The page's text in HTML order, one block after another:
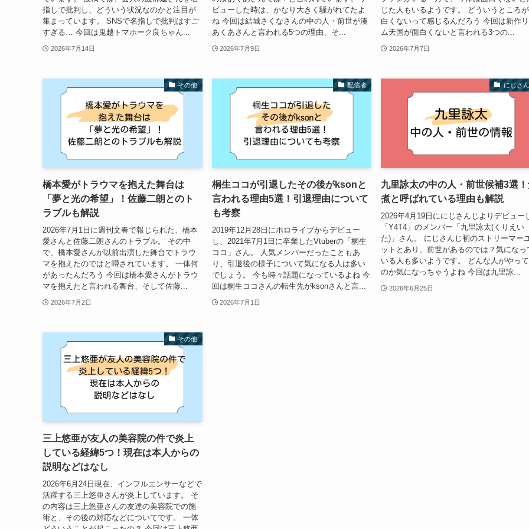
指しで批判し、どういう状況なのかと注目が
集まっています。 SNSで名指しで批判はすご
すぎる… 今回は鬼越トマホーク良ちゃん...
2026年7月14日
ビューした時は、かなり大きく騒がれてたよ
ね 今回は結城さくなさんの中の人・前世が湊
あくあさんと言われる5つの理由、そ...
2026年7月9日
じた人もいるようです。 どういうところ
白くないって感じるんだろう 今回は新作
ム天国が面白くないと言われる3つの...
2026年7月7日
その他
橋本愛がトラウマを抱えた舞台は
「夢と光の希望」！佐藤二朗とのト
ラブルも解説
2026年7月1日に週刊文春で報じられた、橋本
愛さんと佐藤二朗さんのトラブル。 その中
で、橋本愛さんが以前出演した舞台でトラウ
マを抱えたのではと噂されています。 一体何
があったんだろう 今回は橋本愛さんがトラウ
マを抱えたと言われる舞台、そして佐藤...
2026年7月2日
配信者
桐生ココが引退したその後がksonと
言われる理由5選！引退理由について
も考察
2019年12月28日にホロライブからデビュー
し、2021年7月1日に卒業したVtuberの「桐生
ココ」さん。 人気メンバーだったこともあ
り、引退後の様子について気になる人は多い
でしょう。 今も時々話題になっているよね 今
回は桐生ココさんの転生先がksonさんと言...
2026年7月1日
にじさ
九里詠太の中の人・前世候補3選！
煮と呼ばれている理由も解説
2026年4月19日ににじさんじよりデビュー
「Y4T4」のメンバー「九里詠太(くりえい
た)」さん。 にじさんじ初のストリーマー
ットとあり、前世があるのでは？気になっ
いる人も多いようです。 どんな人がやっ
のか気になっちゃうよね 今回は九里詠...
2026年6月25日
その他
三上悠亜が友人の美容院の件で炎上
している経緯5つ！現在は本人からの
説明などはなし
2026年6月24日現在、インフルエンサーなどで
活躍する三上悠亜さんが炎上しています。 そ
の内容は三上悠亜さんの友達の美容院での施
術と、その後の対応などについてです。 一体